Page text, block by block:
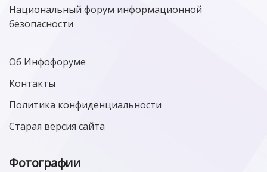
Национальный форум информационной
безопасности
Об Инфофоруме
Контакты
Политика конфиденциальности
Старая версия сайта
Фотографии